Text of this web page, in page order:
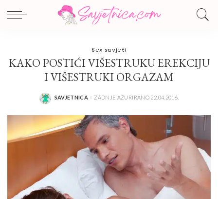
Sex savjeti
KAKO POSTIĆI VIŠESTRUKU EREKCIJU
I VIŠESTRUKI ORGAZAM
POSTED
SAVJETNICA ZADNJE AŽURIRANO 22.04.2016.